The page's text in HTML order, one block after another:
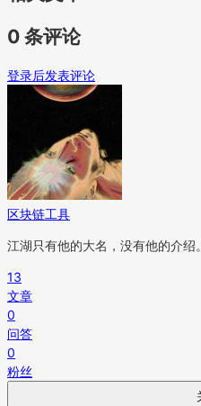
0 条评论
登录后发表评论
区块链工具
江湖只有他的大名，没有他的介绍。
13
文章
0
问答
0
粉丝